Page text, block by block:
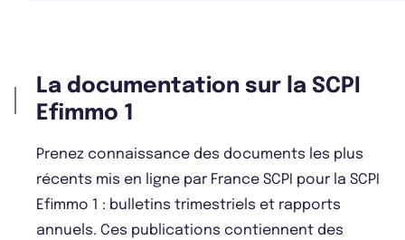
La documentation sur la SCPI
Efimmo 1
Prenez connaissance des documents les plus
récents mis en ligne par France SCPI pour la SCPI
Efimmo 1 : bulletins trimestriels et rapports
annuels. Ces publications contiennent des